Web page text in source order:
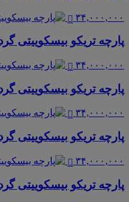
۳۴,۰۰۰,۰۰۰
پارچه تریکو بیسکوییتی
۳۴,۰۰۰,۰۰۰
پارچه تریکو بیسکوییتی
۳۴,۰۰۰,۰۰۰
پارچه تریکو بیسکوییتی
۳۴,۰۰۰,۰۰۰
پارچه تریکو بیسکوییتی